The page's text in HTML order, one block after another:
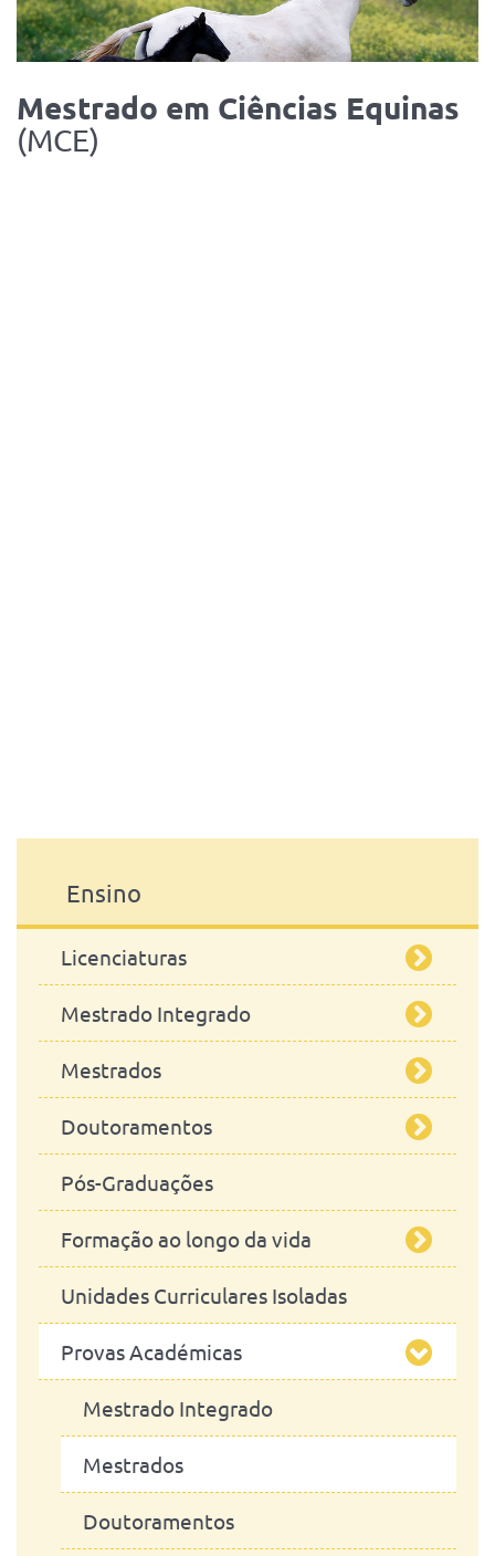
Mestrado em Ciências Equinas
(MCE)
Ensino
Licenciaturas
Engenharia Zootécnica
Mestrado Integrado
Mestrado Integrado em Medicina
Veterinária
Mestrados
Segurança Alimentar
Ciências Equinas
Engenharia Zootécnica / Produção
Animal
Microbiologia
Fenotipagem Morfológica de
Modelos Animais de Doenças
Humanas - MorphoPHEN
Doutoramentos
Ciências Veterinárias
Estudos em Saúde Planetária
Ciências da Sustentatibilidade
Pós-Graduações
Formação ao longo da vida
A realizar
Realizadas
Unidades Curriculares Isoladas
Provas Académicas
Mestrado Integrado
Mestrados
Doutoramentos